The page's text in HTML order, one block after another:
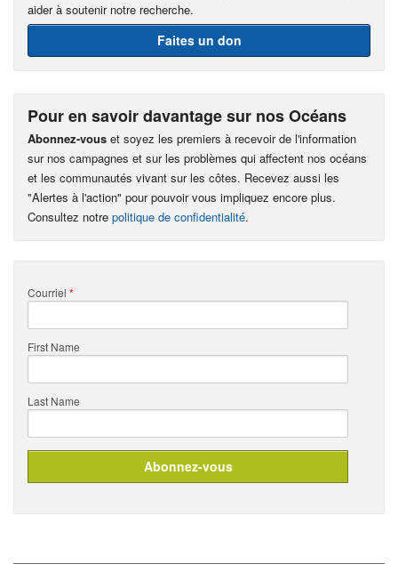
aider à soutenir notre recherche.
Faites un don
Pour en savoir davantage sur nos Océans
Abonnez-vous et soyez les premiers à recevoir de l'information
sur nos campagnes et sur les problèmes qui affectent nos océans
et les communautés vivant sur les côtes. Recevez aussi les
"Alertes à l'action" pour pouvoir vous impliquez encore plus.
Consultez notre politique de confidentialité.
Courriel *
First Name
Last Name